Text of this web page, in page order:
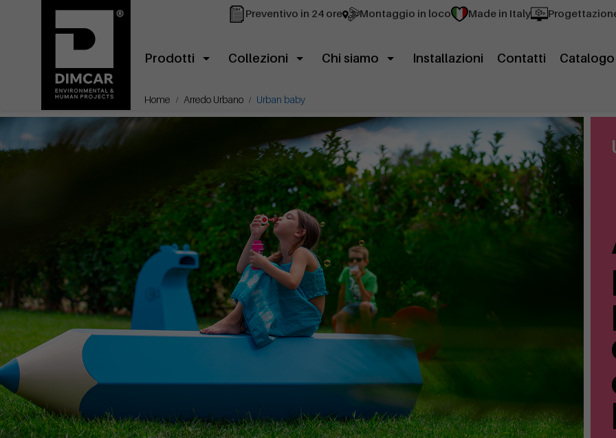
Preventivo in 24 ore Montaggio in loco Made in Italy
Prodotti Collezioni Chi siamo Installazioni Contatti Catalogo
Home Arredo Urbano Urban baby